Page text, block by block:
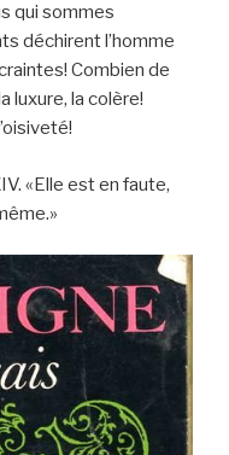
qui sommes
déchirent l’homme
Combien de
luxure, la colère!
«Elle est en faute,